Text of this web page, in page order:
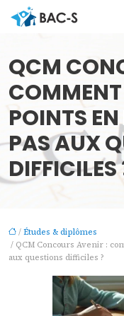
QCM
COMMENT
POINTS
PAS AUX
DIFFICILES
/ Études & diplômes
/ QCM Concours Avenir :
aux questions difficiles ?